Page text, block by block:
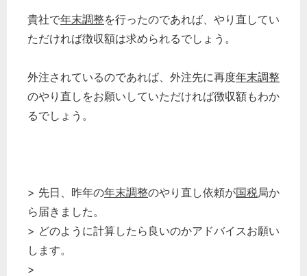
貴社で年末調整を行ったのであれば、やり直してい
ただければ徴収額は求められるでしょう。
外注されているのであれば、外注先に再度年末調整
のやり直しをお願いしていただければ徴収額もわか
るでしょう。
> 先日、昨年の年末調整のやり直し依頼が国税局か
ら届きました。
> どのように計算したら良いのかアドバイスお願い
します。
>